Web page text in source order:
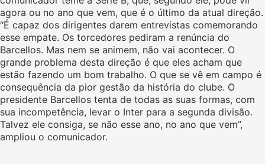
agora ou no ano que vem, que é o último da atual direção.
“É capaz dos dirigentes darem entrevistas comemorando
esse empate. Os torcedores pediram a renúncia do
Barcellos. Mas nem se animem, não vai acontecer. O
grande problema desta direção é que eles acham que
estão fazendo um bom trabalho. O que se vê em campo é
consequência da pior gestão da história do clube. O
presidente Barcellos tenta de todas as suas formas, com
sua incompetência, levar o Inter para a segunda divisão.
Talvez ele consiga, se não esse ano, no ano que vem”,
ampliou o comunicador.